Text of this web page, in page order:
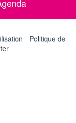
Politique de